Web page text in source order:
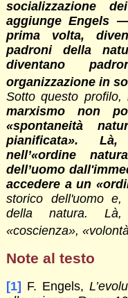
socializzazione
aggiunge Engels
prima volta,
padroni della
diventano
organizzazione in
Sotto questo profilo,
marxismo non
«spontaneità
pianificata». Là,
nell’«ordine
dell’uomo
accedere a un
storico dell'uomo
della natura. Là,
«coscienza»,
Note al testo
[1] F. Engels,